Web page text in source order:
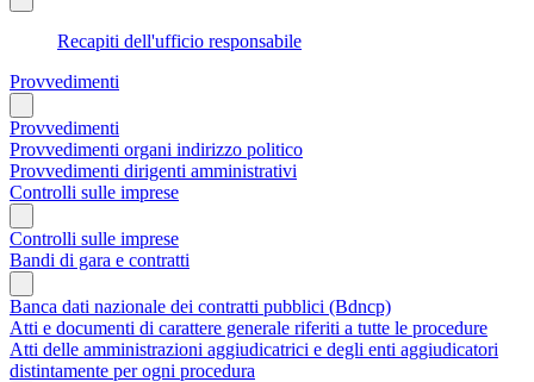
Recapiti dell'ufficio responsabile
Provvedimenti
Provvedimenti
Provvedimenti organi indirizzo politico
Provvedimenti dirigenti amministrativi
Controlli sulle imprese
Controlli sulle imprese
Bandi di gara e contratti
Banca dati nazionale dei contratti pubblici (Bdncp)
Atti e documenti di carattere generale riferiti a tutte le procedure
Atti delle amministrazioni aggiudicatrici e degli enti aggiudicatori
distintamente per ogni procedura